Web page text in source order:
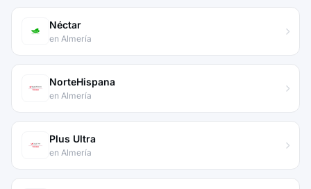
Néctar
en Almería
NorteHispana
en Almería
Plus Ultra
en Almería